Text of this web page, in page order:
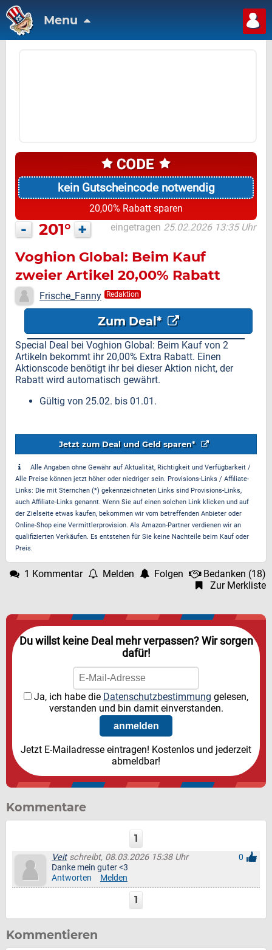
Menu
kein Gutscheincode notwendig
20,00% Rabatt sparen
- 201° + eingetragen 25.02.2026 13:35 Uhr
Voghion Global: Beim Kauf
zweier Artikel 20,00% Rabatt
Frische_Fanny Redaktion
Zum Deal*
Special Deal bei Voghion Global: Beim Kauf von 2
Artikeln bekommt ihr 20,00% Extra Rabatt. Einen
Aktionscode benötigt ihr bei dieser Aktion nicht, der
Rabatt wird automatisch gewährt.
Gültig von 25.02. bis 01.01.
Jetzt zum Deal und Geld sparen*
Alle Angaben ohne Gewähr auf Aktualität, Richtigkeit und Verfügbarkeit /
Alle Preise können jetzt höher oder niedriger sein. Provisions-Links / Affiliate-
Links: Die mit Sternchen (*) gekennzeichneten Links sind Provisions-Links,
auch Affiliate-Links genannt. Wenn Sie auf einen solchen Link klicken und auf
der Zielseite etwas kaufen, bekommen wir vom betreffenden Anbieter oder
Online-Shop eine Vermittlerprovision. Als Amazon-Partner verdienen wir an
qualifizierten Verkäufen. Es entstehen für Sie keine Nachteile beim Kauf oder
Preis.
1 Kommentar Melden Folgen Bedanken (18)
Zur Merkliste
Du willst keine Deal mehr verpassen? Wir sorgen
dafür!
Ja, ich habe die Datenschutzbestimmung gelesen,
verstanden und bin damit einverstanden.
Jetzt E-Mailadresse eintragen! Kostenlos und jederzeit
abmeldbar!
Kommentare
1
Veitschreibt, 08.03.2026 15:38 Uhr
0
Danke mein guter <3
Antworten
Melden
1
Kommentieren